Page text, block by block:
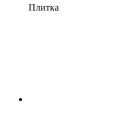
Плитка